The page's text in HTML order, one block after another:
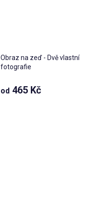
Obraz na zeď - Dvě vlastní
fotografie
od 465 Kč